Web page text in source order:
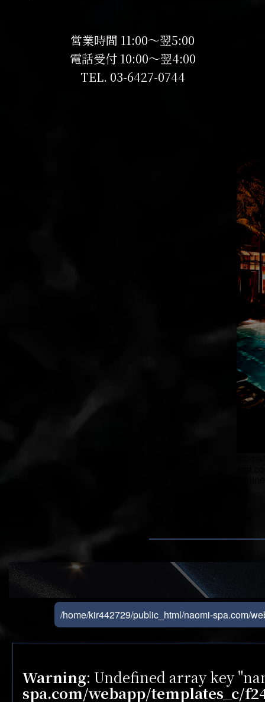
営業時間 11:00～翌5:00
電話受付 10:00～翌4:00
TEL. 03-6427-0744
/home/kir442729/public_html/naomi-spa.com/
Warning: Undefined array key
spa.com/webapp/templates_c/